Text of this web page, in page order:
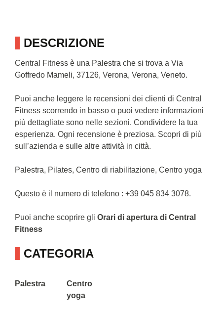
DESCRIZIONE
Central Fitness è una Palestra che si trova a Via
Goffredo Mameli, 37126, Verona, Verona, Veneto.
Puoi anche leggere le recensioni dei clienti di Central
Fitness scorrendo in basso o puoi vedere informazioni
più dettagliate sono nelle sezioni. Condividere la tua
esperienza. Ogni recensione è preziosa. Scopri di più
sull’azienda e sulle altre attività in città.
Palestra, Pilates, Centro di riabilitazione, Centro yoga
Questo è il numero di telefono : +39 045 834 3078.
Puoi anche scoprire gli Orari di apertura di Central
Fitness
CATEGORIA
Palestra
Centro
yoga